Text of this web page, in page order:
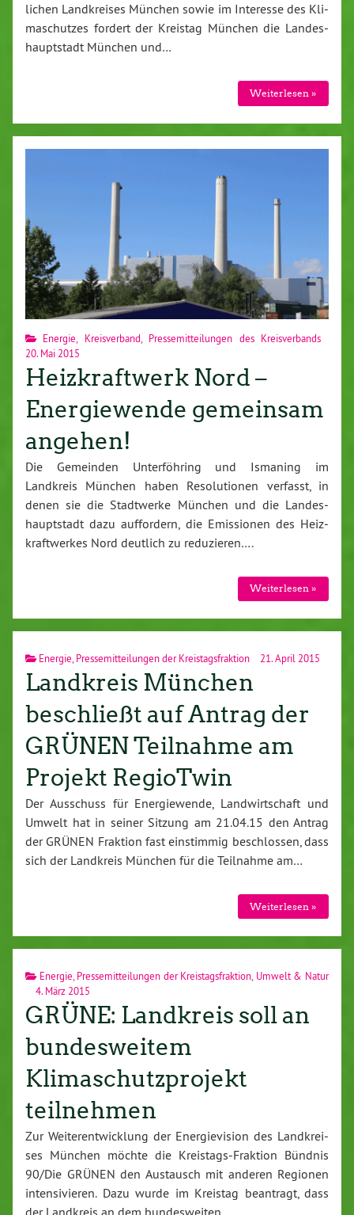
li­chen Land­krei­ses München sowie im Interesse des Kli­
ma­schut­zes fordert der Kreistag München die Lan­des­
haupt­stadt München und…
Wei­ter­le­sen »
Energie Kreisverband
Pressemitteilungen des Kreisverbands
20. Mai 2015
Heizkraftwerk Nord –
Energiewende gemeinsam
angehen!
Die Gemeinden Un­ter­föh­ring und Ismaning im
Landkreis München haben Re­so­lu­tio­nen verfasst, in
denen sie die Stadt­wer­ke München und die Lan­des­
haupt­stadt dazu auf­for­dern, die Emis­sio­nen des Heiz­
kraft­wer­kes Nord deutlich zu re­du­zie­ren….
Wei­ter­le­sen »
Energie Pressemitteilungen der Kreistagsfraktion 21. April 2015
Landkreis München
beschließt auf Antrag der
GRÜNEN Teilnahme am
Projekt RegioTwin
Der Ausschuss für En­er­gie­wen­de, Land­wirt­schaft und
Umwelt hat in seiner Sitzung am 21.04.15 den Antrag
der GRÜNEN Fraktion fast ein­stim­mig be­schlos­sen, dass
sich der Landkreis München für die Teilnahme am…
Wei­ter­le­sen »
Energie,Pressemitteilungen der Kreistagsfraktion, Umwelt & Natur
4. März 2015
GRÜNE: Landkreis soll an
bundesweitem
Klimaschutzprojekt
teilnehmen
Zur Wei­ter­ent­wick­lung der En­er­gie­vi­si­on des Land­krei­
ses München möchte die Kreis­tags-Frak­ti­on Bündnis
90/Die GRÜNEN den Austausch mit anderen Regionen
in­ten­si­vie­ren. Dazu wurde im Kreistag beantragt, dass